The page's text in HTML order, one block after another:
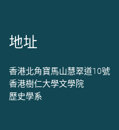
地址
香港北角寶馬山慧翠道10號
香港樹仁大學文學院
歷史學系